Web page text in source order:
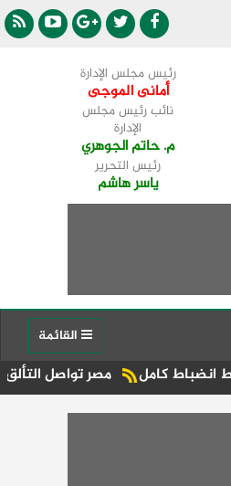
رئيس مجلس الإدارة
أمانى الموجى
نائب رئيس مجلس
الإدارة
م. حاتم الجوهري
رئيس التحرير
ياسر هاشم
مصر تواصل التألق في